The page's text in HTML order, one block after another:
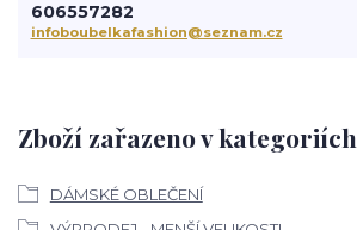
Zboží zařazeno v kategoriích
DÁMSKÉ OBLEČENÍ
606557282
infoboubelkafashion@seznam.cz